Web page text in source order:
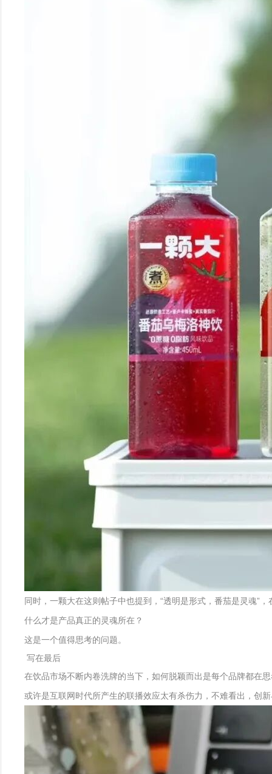
同时，一颗大在这则帖子中也提到，“透明是形式，番茄是灵魂”
什么才是产品真正的灵魂所在？
这是一个值得思考的问题。
写在最后
在饮品市场不断内卷洗牌的当下，如何脱颖而出是每个品牌都在
或许是互联网时代所产生的联播效应太有杀伤力，不难看出，创